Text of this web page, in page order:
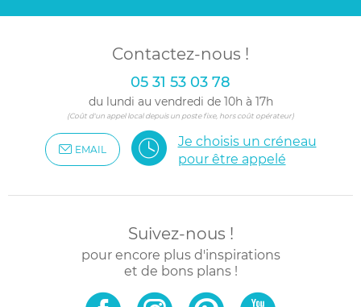
Contactez-nous !
05 31 53 03 78
du lundi au vendredi de 10h à 17h
(Coût d'un appel local depuis un poste fixe, hors coût opérateur)
EMAIL
Je choisis un créneau
pour être appelé
Suivez-nous !
pour encore plus d'inspirations
et de bons plans !